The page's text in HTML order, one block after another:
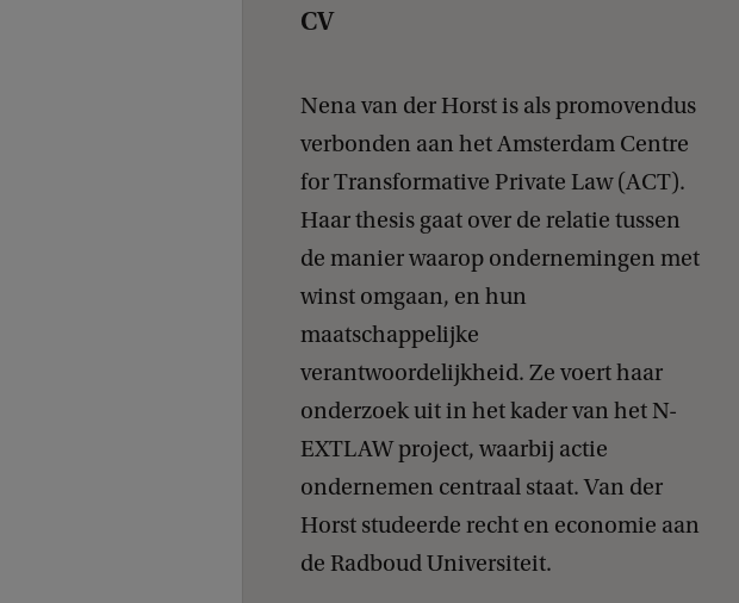
CV
Nena van der Horst is als promovendus
verbonden aan het Amsterdam Centre
for Transformative Private Law (ACT).
Haar thesis gaat over de relatie tussen
de manier waarop ondernemingen met
winst omgaan, en hun
maatschappelijke
verantwoordelijkheid. Ze voert haar
onderzoek uit in het kader van het N-
EXTLAW project, waarbij actie
ondernemen centraal staat. Van der
Horst studeerde recht en economie aan
de Radboud Universiteit.